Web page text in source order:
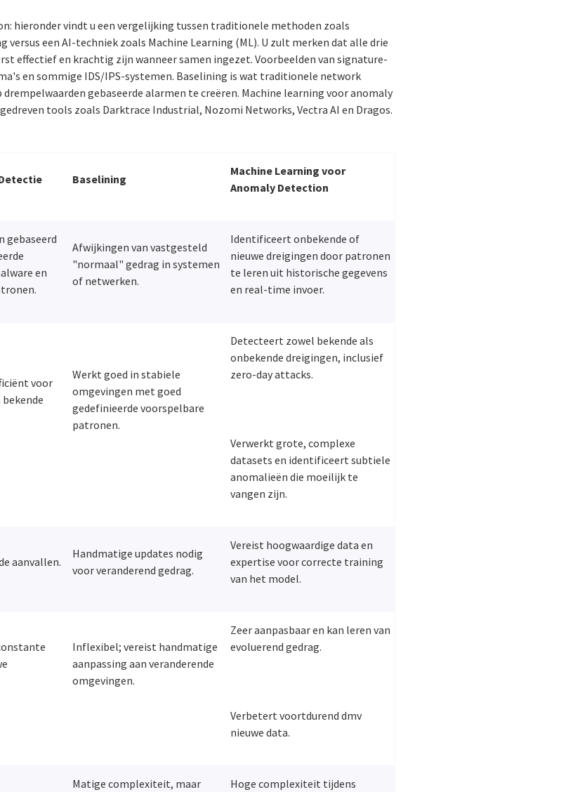
hieronder vindt u een vergelijking tussen traditionele methoden zoals
versus een AI-techniek zoals Machine Learning (ML). U zult merken dat alle drie
effectief en krachtig zijn wanneer samen ingezet. Voorbeelden van signature-
en sommige IDS/IPS-systemen. Baselining is wat traditionele network
gebaseerde alarmen te creëren. Machine learning voor anomaly
tools zoals Darktrace Industrial, Nozomi Networks, Vectra AI en Dragos.
Baselining
Machine Learning voor
Anomaly Detection
gebaseerd
en
Afwijkingen van vastgesteld
"normaal" gedrag in systemen
of netwerken.
Identificeert onbekende of
nieuwe dreigingen door patronen
te leren uit historische gegevens
en real-time invoer.
voor
Werkt goed in stabiele
omgevingen met goed
gedefinieerde voorspelbare
patronen.
Detecteert zowel bekende als
onbekende dreigingen, inclusief
zero-day attacks.
Verwerkt grote, complexe
datasets en identificeert subtiele
anomalieën die moeilijk te
vangen zijn.
aanvallen.
Handmatige updates nodig
voor veranderend gedrag.
Vereist hoogwaardige data en
expertise voor correcte training
van het model.
Inflexibel; vereist handmatige
aanpassing aan veranderende
omgevingen.
Zeer aanpasbaar en kan leren van
evoluerend gedrag.
Verbetert voortdurend dmv
nieuwe data.
Matige complexiteit, maar
Hoge complexiteit tijdens